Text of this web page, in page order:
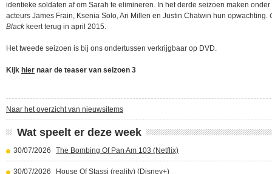
identieke soldaten af om Sarah te elimineren. In het derde seizoen maken onder
acteurs James Frain, Ksenia Solo, Ari Millen en Justin Chatwin hun opwachting.
Blackkeert terug in april 2015.
Het tweede seizoen is bij ons ondertussen verkrijgbaar op DVD.
Kijk hier naar de teaser van seizoen 3
Naar het overzicht van nieuwsitems
Wat speelt er deze week
30/07/2026 The Bombing Of Pan Am 103 (Netflix)
30/07/2026 House Of Stassi (reality) (Disney+)